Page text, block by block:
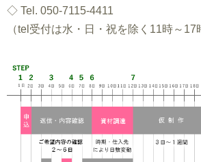
◇ Tel. 050-7115-4411
（tel受付は水・日・祝を除く11時～17